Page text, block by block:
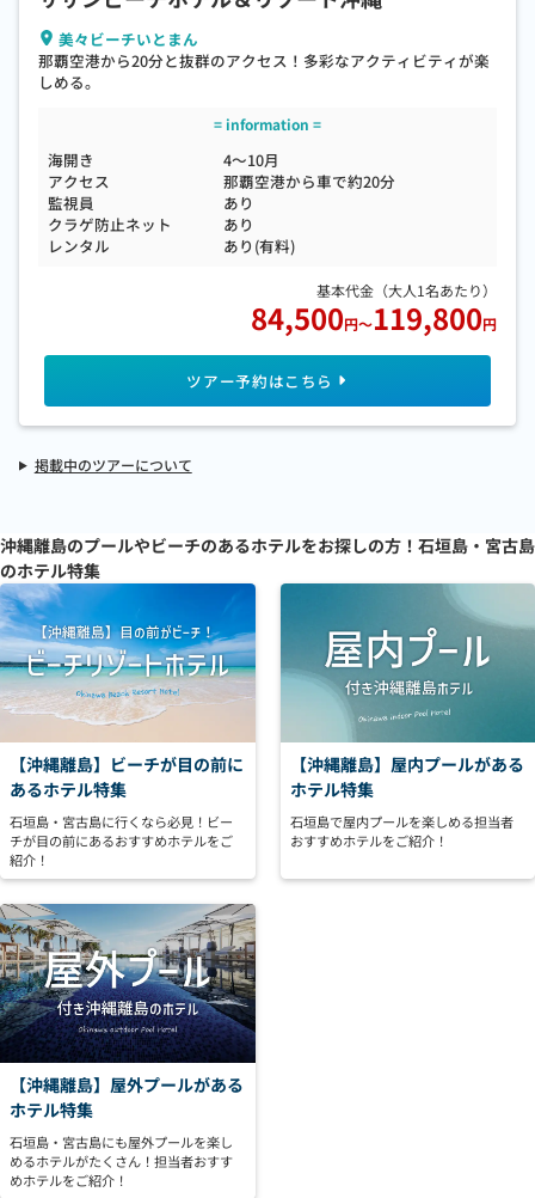
84,500円～119,800円
美々ビーチいとまん
那覇空港から20分と抜群のアクセス！多彩なアクティビティが楽
しめる。
海開き
4～10月
アクセス
那覇空港から車で約20分
監視員
あり
クラゲ防止ネット
あり
レンタル
あり(有料)
掲載中のツアーについて
沖縄離島のプールやビーチのあるホテルをお探しの方！ 石垣島・宮古島
のホテル特集
【沖縄離島】ビーチが目の前に
あるホテル特集
石垣島・宮古島に行くなら必見！ビー
チが目の前にあるおすすめホテルをご
紹介！
【沖縄離島】屋内プールがある
ホテル特集
石垣島で屋内プールを楽しめる担当者
おすすめホテルをご紹介！
【沖縄離島】屋外プールがある
ホテル特集
石垣島・宮古島にも屋外プールを楽し
めるホテルがたくさん！担当者おすす
めホテルをご紹介！